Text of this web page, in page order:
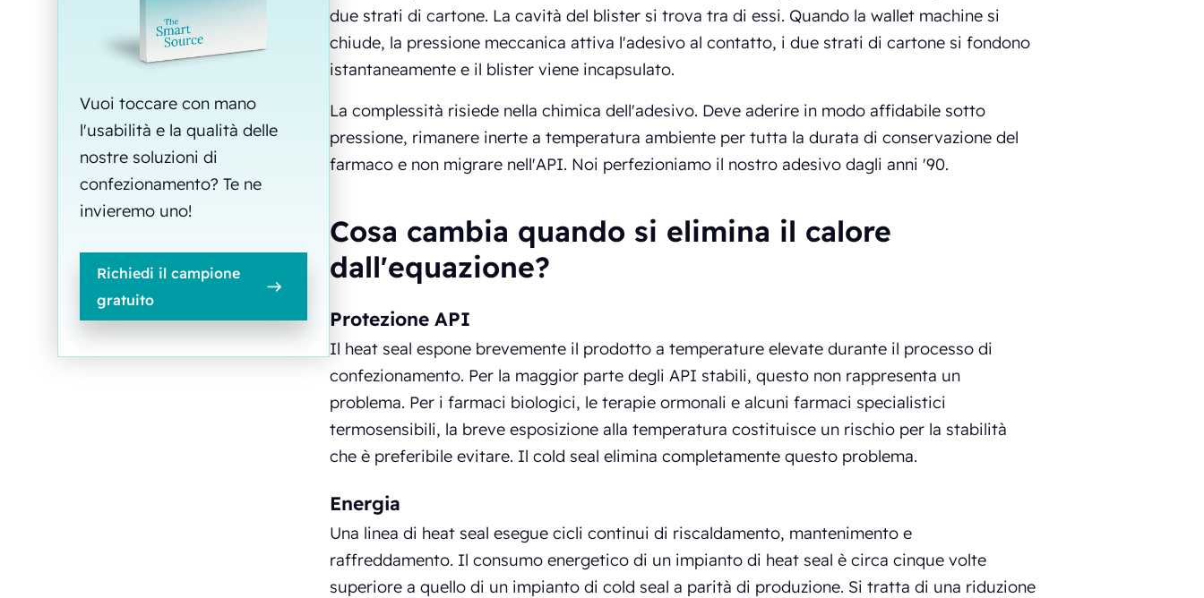
Vuoi toccare con mano
l'usabilità e la qualità delle
nostre soluzioni di
confezionamento? Te ne
invieremo uno!
Richiedi il campione
gratuito
due strati di cartone. La cavità del blister si trova tra di essi. Quando la wallet machine si
chiude, la pressione meccanica attiva l'adesivo al contatto, i due strati di cartone si fondono
istantaneamente e il blister viene incapsulato.
La complessità risiede nella chimica dell'adesivo. Deve aderire in modo affidabile sotto
pressione, rimanere inerte a temperatura ambiente per tutta la durata di conservazione del
farmaco e non migrare nell'API. Noi perfezioniamo il nostro adesivo dagli anni '90.
Cosa cambia quando si elimina il calore
dall'equazione?
Protezione API
Il heat seal espone brevemente il prodotto a temperature elevate durante il processo di
confezionamento. Per la maggior parte degli API stabili, questo non rappresenta un
problema. Per i farmaci biologici, le terapie ormonali e alcuni farmaci specialistici
termosensibili, la breve esposizione alla temperatura costituisce un rischio per la stabilità
che è preferibile evitare. Il cold seal elimina completamente questo problema.
Energia
Una linea di heat seal esegue cicli continui di riscaldamento, mantenimento e
raffreddamento. Il consumo energetico di un impianto di heat seal è circa cinque volte
superiore a quello di un impianto di cold seal a parità di produzione. Si tratta di una riduzione